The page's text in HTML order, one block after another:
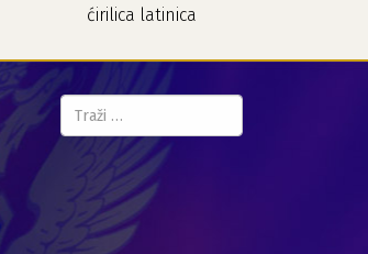
ćirilica latinica
Pretraga...